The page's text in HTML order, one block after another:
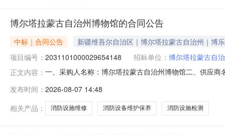
博尔塔拉蒙古自治州博物馆的合同公告
中标｜合同公告
新疆维吾尔自治区｜博尔塔拉蒙古自治州｜博
项目编号： 2031101000029654148 招标单位： 博尔塔拉蒙古自
正文内容： 一、采购人名称：博尔塔拉蒙古自治州博物馆二、供应
设施维修服务详见附件项1.00104724104724服务要求或
发布时间： 2026-08-07 14:48
相关产品：
消防设施维修 消防设备维护保养 消防设施检测